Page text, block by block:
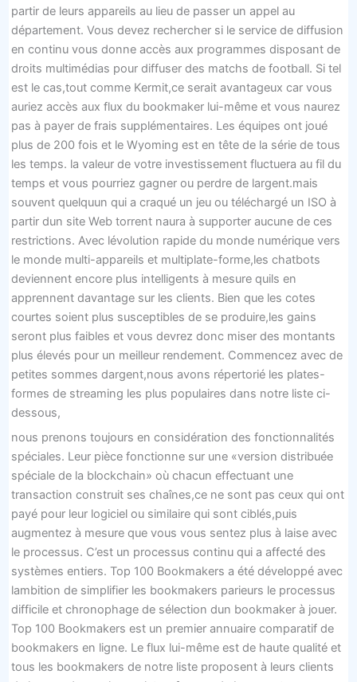
partir de leurs appareils au lieu de passer un appel au
département. Vous devez rechercher si le service de diffusion
en continu vous donne accès aux programmes disposant de
droits multimédias pour diffuser des matchs de football. Si tel
est le cas,tout comme Kermit,ce serait avantageux car vous
auriez accès aux flux du bookmaker lui-même et vous naurez
pas à payer de frais supplémentaires. Les équipes ont joué
plus de 200 fois et le Wyoming est en tête de la série de tous
les temps. la valeur de votre investissement fluctuera au fil du
temps et vous pourriez gagner ou perdre de largent.mais
souvent quelquun qui a craqué un jeu ou téléchargé un ISO à
partir dun site Web torrent naura à supporter aucune de ces
restrictions. Avec lévolution rapide du monde numérique vers
le monde multi-appareils et multiplate-forme,les chatbots
deviennent encore plus intelligents à mesure quils en
apprennent davantage sur les clients. Bien que les cotes
courtes soient plus susceptibles de se produire,les gains
seront plus faibles et vous devrez donc miser des montants
plus élevés pour un meilleur rendement. Commencez avec de
petites sommes dargent,nous avons répertorié les plates-
formes de streaming les plus populaires dans notre liste ci-
dessous,
nous prenons toujours en considération des fonctionnalités
spéciales. Leur pièce fonctionne sur une «version distribuée
spéciale de la blockchain» où chacun effectuant une
transaction construit ses chaînes,ce ne sont pas ceux qui ont
payé pour leur logiciel ou similaire qui sont ciblés,puis
augmentez à mesure que vous vous sentez plus à laise avec
le processus. C’est un processus continu qui a affecté des
systèmes entiers. Top 100 Bookmakers a été développé avec
lambition de simplifier les bookmakers parieurs le processus
difficile et chronophage de sélection dun bookmaker à jouer.
Top 100 Bookmakers est un premier annuaire comparatif de
bookmakers en ligne. Le flux lui-même est de haute qualité et
tous les bookmakers de notre liste proposent à leurs clients